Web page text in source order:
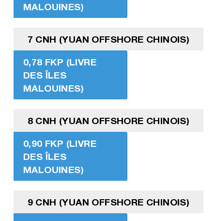
MALOUINES)
7 CNH (YUAN OFFSHORE CHINOIS)
0,78 FKP (LIVRE
DES ÎLES
MALOUINES)
8 CNH (YUAN OFFSHORE CHINOIS)
0,90 FKP (LIVRE
DES ÎLES
MALOUINES)
9 CNH (YUAN OFFSHORE CHINOIS)